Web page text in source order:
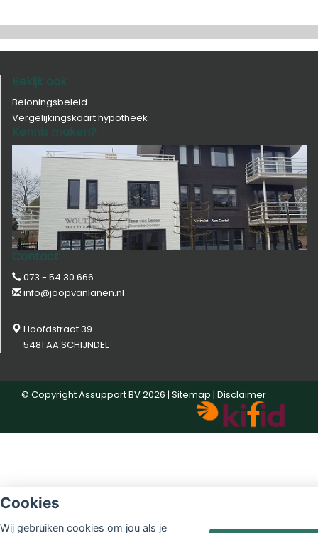
Cookies
Wij gebruiken cookies om jou als je
Bekijk ook
Beloningsbeleid
Vergelijkingskaart hypotheek
Kennis maken?
Contact
073 - 54 30 666
info@joopvanlanen.nl
Hoofdstraat 39
5481 AA SCHIJNDEL
© CopyrightAssupport BV2026 | Sitemap | Disclaimer